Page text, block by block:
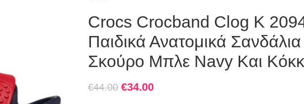
Crocs Crocband Clog K
Παιδικά Ανατομικά
Σκούρο Μπλε Navy Και
€44.00 €34.00